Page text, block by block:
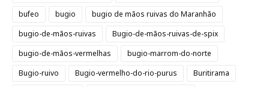
bufeo
bugio
bugio de mãos ruivas do Maranhão
bugio-de-mãos-ruivas
Bugio-de-mãos-ruivas-de-spix
bugio-de-mãos-vermelhas
bugio-marrom-do-norte
Bugio-ruivo
Bugio-vermelho-do-rio-purus
Buritirama